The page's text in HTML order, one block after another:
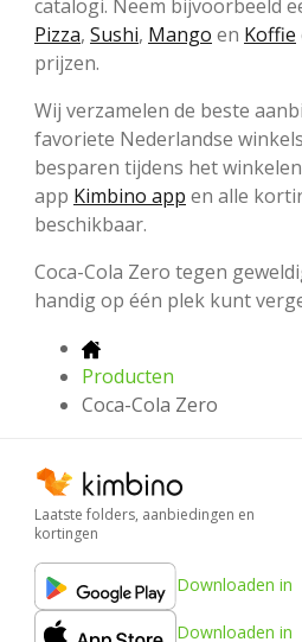
catalogi. Neem bijvoorbeeld
Pizza, Sushi, Mango en Koffie
prijzen.
Wij verzamelen de beste
favoriete Nederlandse
besparen tijdens het
app Kimbino app en alle
beschikbaar.
Coca-Cola Zero tegen
handig op één plek kunt
Producten
Coca-Cola Zero
Laatste folders, aanbiedingen en
kortingen
Downloaden in
Downloaden in